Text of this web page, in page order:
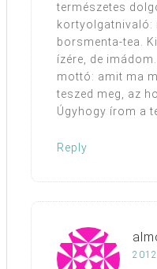
természetes
kortyolgatnivaló:
borsmenta-tea.
ízére, de
mottó: amit ma
teszed meg, az
Úgyhogy írom a
Reply